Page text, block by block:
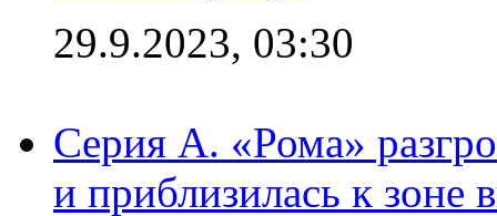
29.9.2023, 03:30
Серия А. «Рома»
и приблизилась к зоне